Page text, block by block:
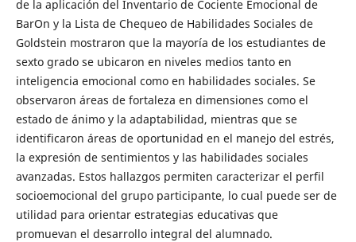
de la aplicación del Inventario de Cociente Emocional de
BarOn y la Lista de Chequeo de Habilidades Sociales de
Goldstein mostraron que la mayoría de los estudiantes de
sexto grado se ubicaron en niveles medios tanto en
inteligencia emocional como en habilidades sociales. Se
observaron áreas de fortaleza en dimensiones como el
estado de ánimo y la adaptabilidad, mientras que se
identificaron áreas de oportunidad en el manejo del estrés,
la expresión de sentimientos y las habilidades sociales
avanzadas. Estos hallazgos permiten caracterizar el perfil
socioemocional del grupo participante, lo cual puede ser de
utilidad para orientar estrategias educativas que
promuevan el desarrollo integral del alumnado.